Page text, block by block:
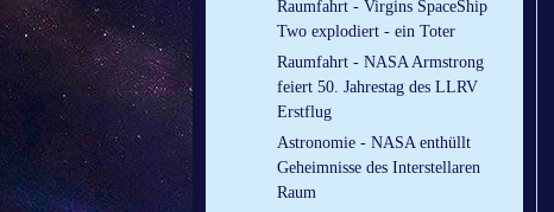
Raumfahrt - Virgins SpaceShip
Two explodiert - ein Toter
Raumfahrt - NASA Armstrong
feiert 50. Jahrestag des LLRV
Erstflug
Astronomie - NASA enthüllt
Geheimnisse des Interstellaren
Raum